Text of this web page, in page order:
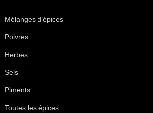
Mélanges d’épices
Poivres
Herbes
Sels
Piments
Toutes les épices